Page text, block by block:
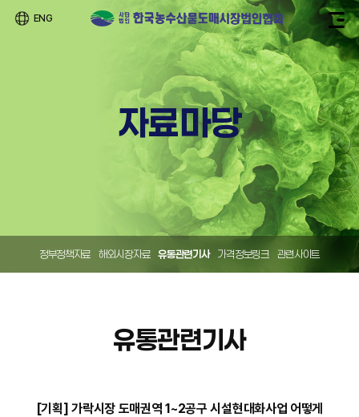
ENG
자료마당
정부정책자료 해외시장자료 유통관련기사 가격정보링크 관련사이트
유통관련기사
[기획] 가락시장 도매권역 1~2공구 시설현대화사업 어떻게